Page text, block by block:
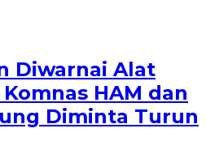
Diwarnai Alat
HAM dan
Diminta Turun